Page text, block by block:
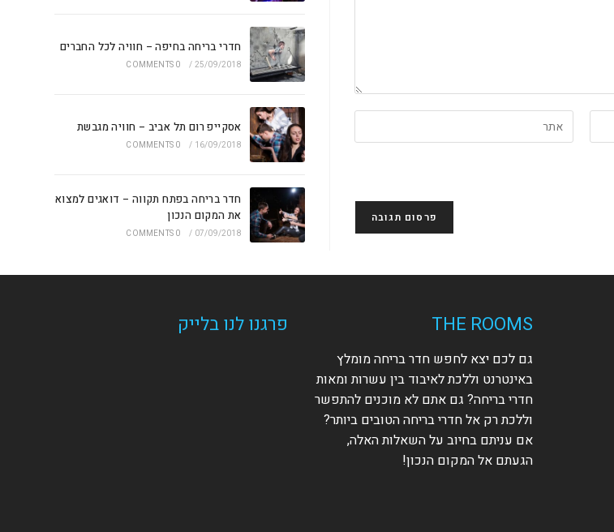
את
חדרי בריחה בחיפה – חוויה לכל החברים
25/09/2018
/
0 COMMENTS
אסקייפ רום תל אביב – חוויה מגבשת
16/09/2018
/
0 COMMENTS
חדר בריחה בפתח תקווה – דואגים למצוא
את המקום הנכון
07/09/2018
/
0 COMMENTS
THE ROOMS
גם לכם יצא לחפש חדר בריחה מומלץ
באינטרנט וללכת לאיבוד בין עשרות ומאות
חדרי בריחה? גם אתם לא מוכנים להתפשר
וללכת רק אל חדרי בריחה הטובים ביותר?
אם עניתם בחיוב על השאלות האלה,
הגעתם אל המקום הנכון!
פרגנו לנו בלייק